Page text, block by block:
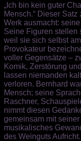
„Ich bin kein guter
Mensch.“ Dieser
Werk ausmacht:
Seine Figuren stellen
weil sie sich selbst
Provokateur
voller Gegensätze –
Komik, Zerstörung
lassen niemanden
verloren. Bernhard
Mensch; seine
Raschner,
nimmt diesen
gemeinsam mit
musikalisches
des Weinguts Aufricht.